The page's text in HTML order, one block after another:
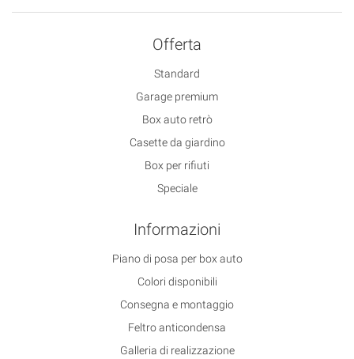
Offerta
Standard
Garage premium
Box auto retrò
Casette da giardino
Box per rifiuti
Speciale
Informazioni
Piano di posa per box auto
Colori disponibili
Consegna e montaggio
Feltro anticondensa
Galleria di realizzazione